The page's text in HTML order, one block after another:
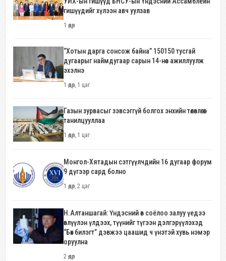
гишүүдийг хүлээн авч уулзав
1 өдөр
“Хотын дарга сонсож байна” 150150 тусгай
дугаарыг наймдугаар сарын 14-нөөс ажиллуулж
эхэлнэ
1 өдөр, 1 цаг
Газын зурвасыг зэвсэггүй болгох энхийн төлөвлөгөөг
танилцууллаа
1 өдөр, 1 цаг
Монгол-Хятадын сэтгүүлчдийн 16 дугаар форум
9 дүгээр сард болно
1 өдөр, 2 цаг
Н.Алтаншагай: Үндэсний өв соёлоо залуу үедээ
өвлүүлэн үлдээх, түүнийг түгээн дэлгэрүүлэхэд
“Бөх билэгт” дэвжээ цаашид ч үнэтэй хувь нэмэр
оруулна
2 өдөр